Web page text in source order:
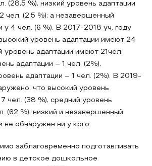
(28,5 %), низкий уровень адаптации
чел. (2,5 %); а незавершенный
у 4 чел. (6 %). В 2017-2018 уч. году
уровень адаптации имеют 24
уровень адаптации имеют 21чел.
адаптации – 1 чел. (2%),
адаптации – 1 чел. (2%). В 2019-
что высокий уровень
чел. (38 %), средний уровень
(62 %), низкий и незавершенный
не обнаружен ни у кого.
заблаговременно подготавливать
в детское дошкольное